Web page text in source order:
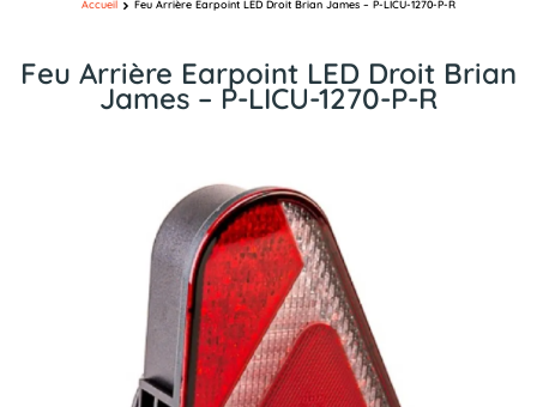
Feu Arrière Earpoint LED Droit Brian
James – P-LICU-1270-P-R
Accueil Feu Arrière Earpoint LED Droit Brian James – P-LICU-1270-P-R